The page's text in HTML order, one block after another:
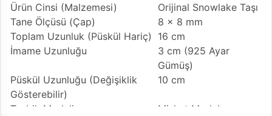
Ürün Cinsi (Malzemesi)
Orijinal Snowlake Taşı
Tane Ölçüsü (Çap)
8 x 8 mm
Toplam Uzunluk (Püskül Hariç)
16 cm
İmame Uzunluğu
3 cm (925 Ayar
Gümüş)
Püskül Uzunluğu (Değişiklik
Gösterebilir)
10 cm
Tesbih Modeli
Misket Model